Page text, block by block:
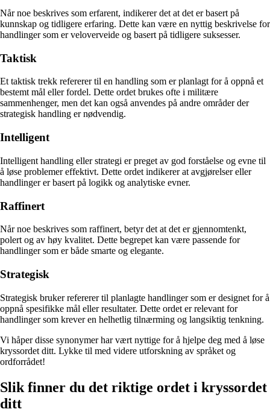
Når noe beskrives som erfarent, indikerer det at det er basert på
kunnskap og tidligere erfaring. Dette kan være en nyttig beskrivelse for
handlinger som er veloverveide og basert på tidligere suksesser.
Taktisk
Et taktisk trekk refererer til en handling som er planlagt for å oppnå et
bestemt mål eller fordel. Dette ordet brukes ofte i militære
sammenhenger, men det kan også anvendes på andre områder der
strategisk handling er nødvendig.
Intelligent
Intelligent handling eller strategi er preget av god forståelse og evne til
å løse problemer effektivt. Dette ordet indikerer at avgjørelser eller
handlinger er basert på logikk og analytiske evner.
Raffinert
Når noe beskrives som raffinert, betyr det at det er gjennomtenkt,
polert og av høy kvalitet. Dette begrepet kan være passende for
handlinger som er både smarte og elegante.
Strategisk
Strategisk bruker refererer til planlagte handlinger som er designet for å
oppnå spesifikke mål eller resultater. Dette ordet er relevant for
handlinger som krever en helhetlig tilnærming og langsiktig tenkning.
Vi håper disse synonymer har vært nyttige for å hjelpe deg med å løse
kryssordet ditt. Lykke til med videre utforskning av språket og
ordforrådet!
Slik finner du det riktige ordet i kryssordet
ditt